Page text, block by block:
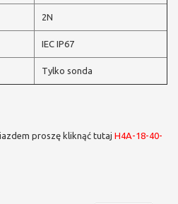
2N
IEC IP67
Tylko sonda
proszę kliknąć tutaj H4A-18-40-